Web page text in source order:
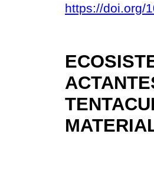
https://doi.org/